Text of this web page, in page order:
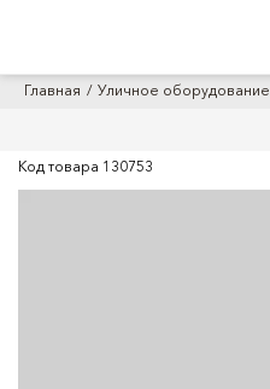
Главная Уличное оборудование
Код товара 130753